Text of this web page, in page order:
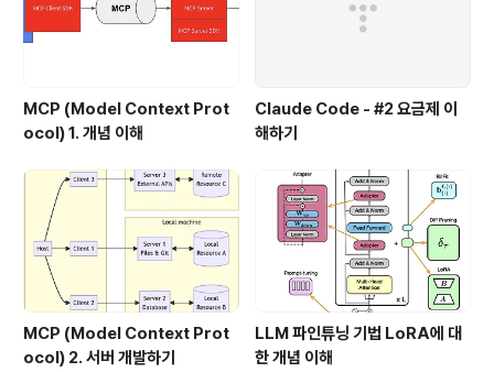
MCP (Model Context Prot
ocol) 1. 개념 이해
Claude Code - #2 요금제 이
해하기
MCP (Model Context Prot
ocol) 2. 서버 개발하기
LLM 파인튜닝 기법 LoRA에 대
한 개념 이해